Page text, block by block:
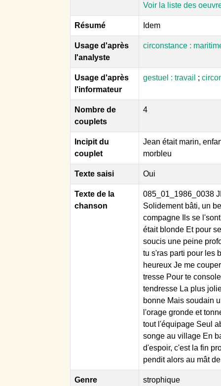
Voir la liste des
Résumé Idem
Usage d'après
l'analyste
circonstance :
Usage d'après
l'informateur
gestuel : travail ;
Nombre de
couplets
4
Incipit du
couplet
Jean était marin,
morbleu
Texte saisi Oui
Texte de la
chanson
085_01_1986_0038
Solidement bâti, un
compagne Ils se
était blonde Et pour
soucis une peine
tu s'ras parti pour les
heureux Je me
tresse Pour te
tendresse La plus
bonne Mais soudain
l'orage gronde et
tout l'équipage Seul
songe au village En
d'espoir, c'est la fin
pendit alors au mât
Genre strophique